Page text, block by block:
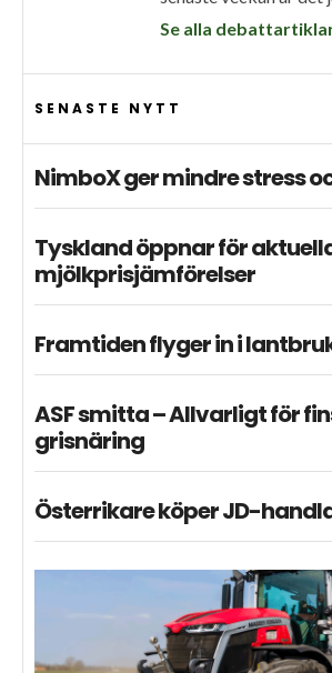
Se alla
SENASTE NYTT
NimboX ger mindre stress
Tyskland öppnar för
mjölkprisjämförelser
Framtiden flyger in i
ASF smitta – Allvarligt för
grisnäring
Österrikare köper JD-